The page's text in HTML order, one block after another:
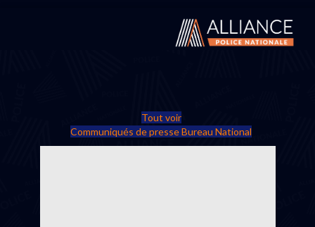
Tout voir
Communiqués de presse Bureau National